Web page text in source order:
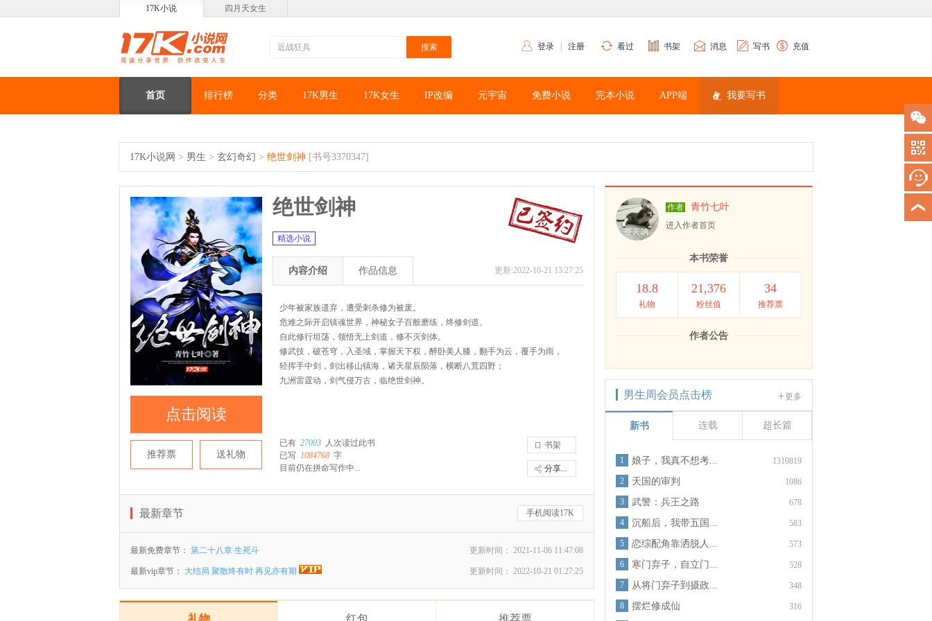
17K小说 四月天女生
登录 注册 看过 书架 消息 写书 充值
首页 排行榜 分类 17K男生 17K女生 IP改编 元宇宙 免费小说 完本小说 APP端 我要写书
17K小说网 > 男生 > 玄幻奇幻 > 绝世剑神 [书号3370347]
点击阅读
推荐票 送礼物
绝世剑神
精选小说
更新:2022-10-21 13:27:25
内容介绍 作品信息
少年被家族遗弃，遭受刺杀修为被废。
危难之际开启镇魂世界，神秘女子百般磨练，终修剑道。
自此修行坦荡，领悟无上剑道，修不灭剑体。
修武技，破苍穹，入圣域，掌握天下权，醉卧美人膝，翻手为云，覆手为雨，
轻挥手中剑，剑出移山镇海，诸天星辰陨落，横断八荒四野；
九洲雷霆动，剑气侵万古，临绝世剑神。
书架
分享...
已有 27003 人次读过此书
已写 1084768 字
目前仍在拼命写作中...
手机阅读17K
最新章节
更新时间： 2021-11-06 11:47:08
最新免费章节： 第二十八章 生死斗
更新时间： 2022-10-21 01:27:25
最新vip章节： 大结局 聚散终有时 再见亦有期
礼物 红包 推荐票
作者 青竹七叶
进入作者首页
本书荣誉
18.8
礼物
21,376
粉丝值
34
推荐票
作者公告
更多
男生周会员点击榜
新书 连载 超长篇
1310819
1 娘子，我真不想考...
1086
2 天国的审判
678
3 武警：兵王之路
583
4 沉船后，我带五国...
573
5 恋综配角靠洒脱人...
528
6 寒门弃子，自立门...
348
7 从将门弃子到摄政...
316
8 摆烂修成仙